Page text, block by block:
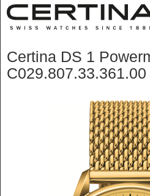
Certina DS 1
C029.807.33.361.00